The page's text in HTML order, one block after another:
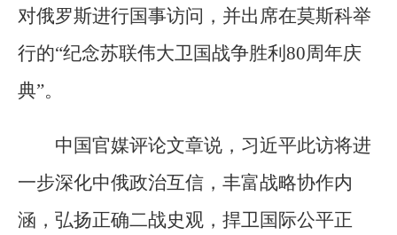
对俄罗斯进行国事访问，并出席在莫斯科举
行的“纪念苏联伟大卫国战争胜利80周年庆
典”。
中国官媒评论文章说，习近平此访将进
一步深化中俄政治互信，丰富战略协作内
涵，弘扬正确二战史观，捍卫国际公平正